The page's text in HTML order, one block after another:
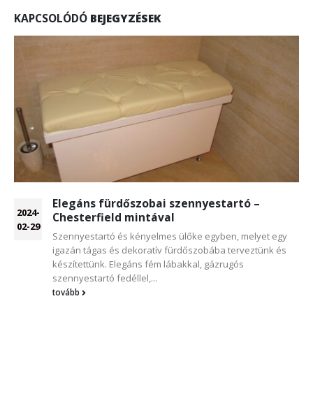
KAPCSOLÓDÓ BEJEGYZÉSEK
2024-
02-29
Elegáns fürdőszobai szennyestartó –
Chesterfield mintával
Szennyestartó és kényelmes ülőke egyben, melyet egy
igazán tágas és dekoratív fürdőszobába terveztünk és
készítettünk. Elegáns fém lábakkal, gázrugós
szennyestartó fedéllel,...
tovább